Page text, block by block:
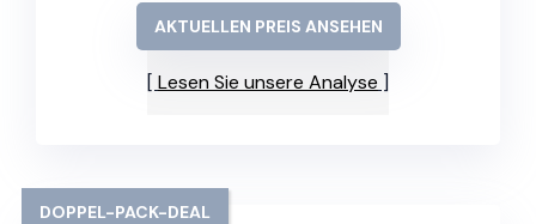
AKTUELLEN PREIS ANSEHEN
Lesen Sie unsere Analyse
DOPPEL-PACK-DEAL